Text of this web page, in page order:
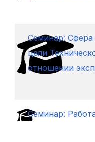
Cеминар:
цели
отношении
Cеминар: